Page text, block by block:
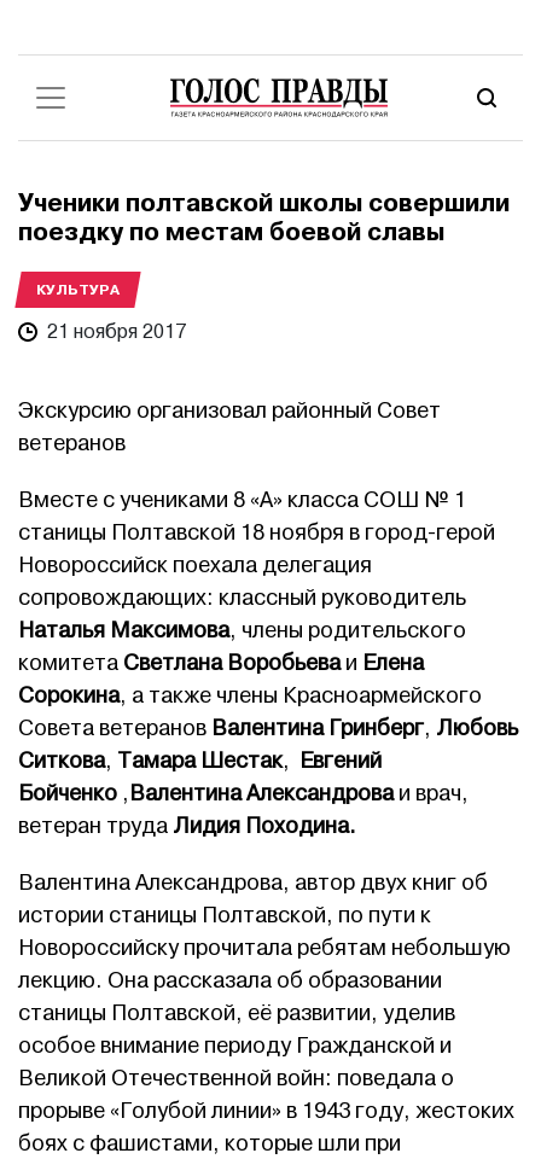
Ученики полтавской школы совершили
поездку по местам боевой славы
КУЛЬТУРА
21 ноября 2017
Экскурсию организовал районный Совет
ветеранов
Вместе с учениками 8 «А» класса СОШ № 1
станицы Полтавской 18 ноября в город-герой
Новороссийск поехала делегация
сопровождающих: классный руководитель
Наталья Максимова, члены родительского
комитета Светлана Воробьеваи Елена
Сорокина, а также члены Красноармейского
Совета ветеранов Валентина Гринберг, Любовь
Ситкова, Тамара Шестак, Евгений
Бойченко ,Валентина Александроваи врач,
ветеран труда Лидия Походина.
Валентина Александрова, автор двух книг об
истории станицы Полтавской, по пути к
Новороссийску прочитала ребятам небольшую
лекцию. Она рассказала об образовании
станицы Полтавской, её развитии, уделив
особое внимание периоду Гражданской и
Великой Отечественной войн: поведала о
прорыве «Голубой линии» в 1943 году, жестоких
боях с фашистами, которые шли при